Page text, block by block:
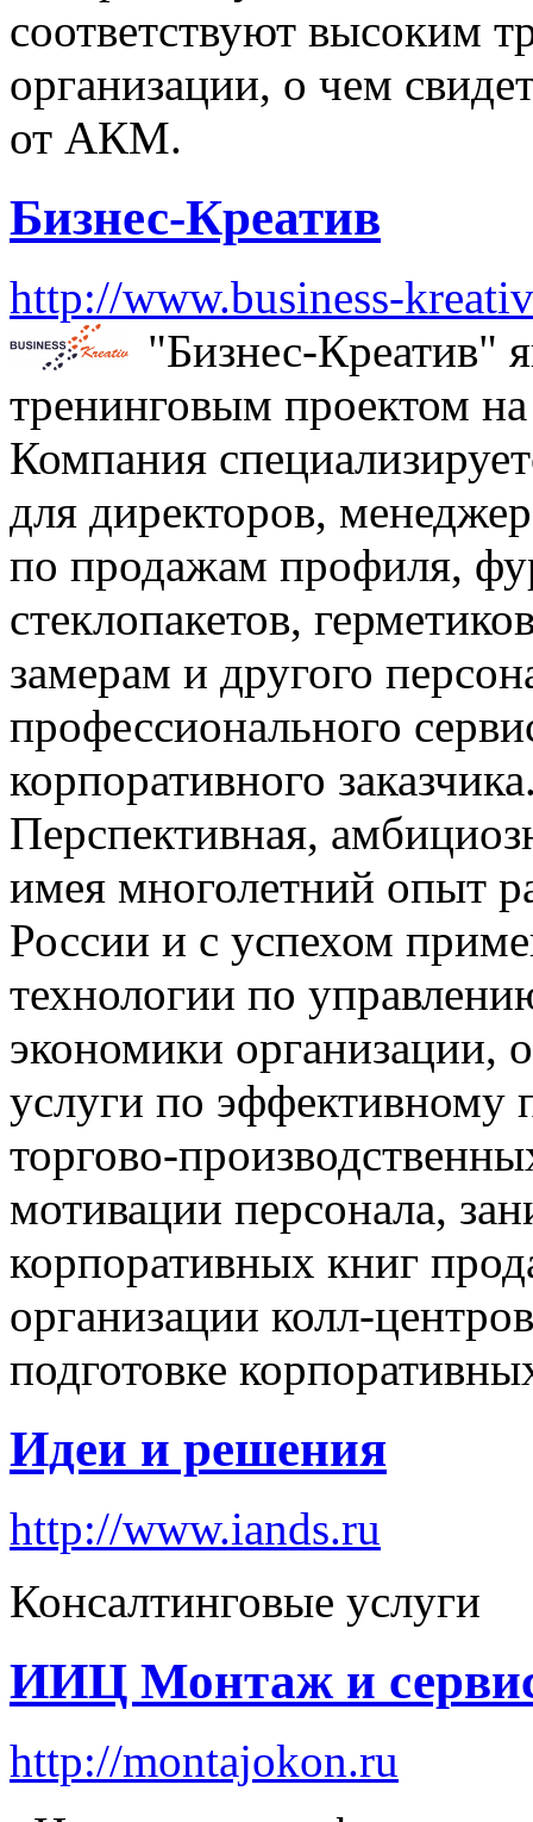
соответствуют высоким
организации, о чем
от АКМ.
Бизнес-Креатив
http://www.business-
"Бизнес-Креатив"
тренинговым проектом
Компания
для директоров,
по продажам профиля,
стеклопакетов,
замерам и другого
профессионального
корпоративного
Перспективная,
имея многолетний опыт
России и с успехом
технологии по
экономики организации,
услуги по эффективному
торгово-
мотивации персонала,
корпоративных книг
организации колл-
подготовке
Идеи и решения
http://www.iands.ru
Консалтинговые услуги
ИИЦ Монтаж и
http://montajokon.ru